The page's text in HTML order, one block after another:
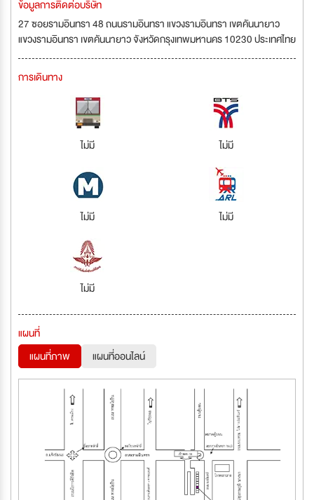
ข้อมูลการติดต่อบริษัท
27 ซอยรามอินทรา 48 ถนนรามอินทรา แขวงรามอินทรา เขตคันนายาว
แขวงรามอินทรา เขตคันนายาว จังหวัดกรุงเทพมหานคร 10230 ประเทศไทย
การเดินทาง
ไม่มี ไม่มี
ไม่มี ไม่มี
ไม่มี
แผนที่
แผนที่ภาพ
แผนที่ออนไลน์